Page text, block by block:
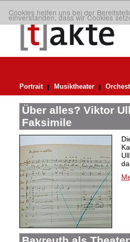
Cookies helfen uns bei der
einverstanden, dass wir Cookies
Portrait Musiktheater
Über alles? Viktor
Faksimile